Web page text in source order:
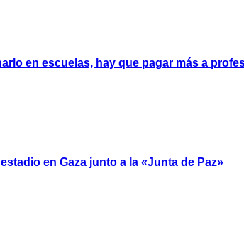
en escuelas, hay que pagar más a
en Gaza junto a la «Junta de Paz»